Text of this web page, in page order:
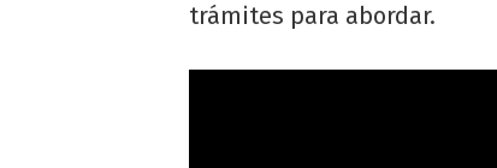
trámites para abordar.